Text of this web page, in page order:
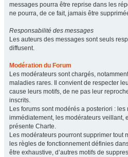
messages pourra être reprise dans les
ne pourra, de ce fait, jamais être
Responsabilité des messages
Les auteurs des messages sont seuls
diffusent.
Modération du Forum
Les modérateurs sont chargés,
maladies rares. Il convient de respecter
cause leurs motifs, de ne pas leur
inscrits.
Les forums sont modérés a posteriori :
immédiatement, les modérateurs veillant,
présente Charte.
Les modérateurs pourront supprimer tout
les règles de fonctionnement définies
être exhaustive, d’autres motifs de